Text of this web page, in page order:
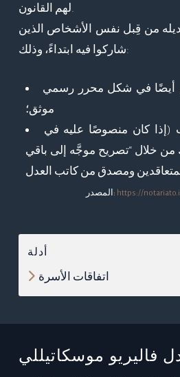
من قِبل نفس الأشخاص الذين
شاركوا فيه ابتداءً، وذلك:
أيضًا في شكل محرر رسمي
موثق؛
(إذا كان منصوصًا عليه في
من خلال “تصريح موجَّه إلى باقي
المصدر: https://
أدلة
اتفاقات الأسرة
فاليريو موسكاتيللي